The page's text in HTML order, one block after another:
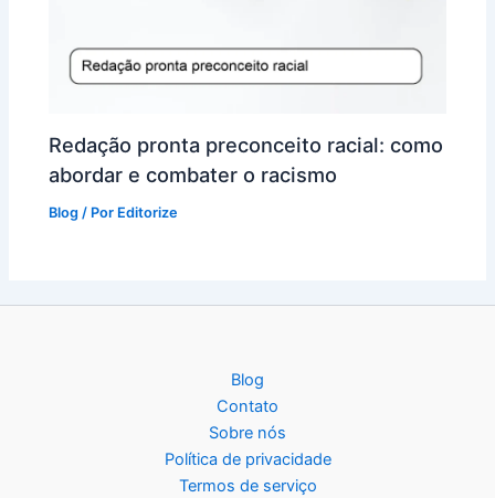
Redação pronta preconceito racial: como
abordar e combater o racismo
Blog / Por Editorize
Blog
Contato
Sobre nós
Política de privacidade
Termos de serviço